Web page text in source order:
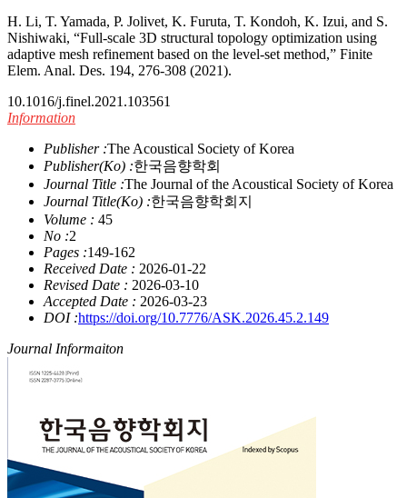
H. Li, T. Yamada, P. Jolivet, K. Furuta, T. Kondoh, K. Izui, and S.
Nishiwaki, “Full-scale 3D structural topology optimization using
adaptive mesh refinement based on the level-set method,” Finite
Elem. Anal. Des. 194, 276-308 (2021).
10.1016/j.finel.2021.103561
Information
Publisher :The Acoustical Society of Korea
Publisher(Ko) :한국음향학회
Journal Title :The Journal of the Acoustical Society of Korea
Journal Title(Ko) :한국음향학회지
Volume : 45
No :2
Pages :149-162
Received Date : 2026-01-22
Revised Date : 2026-03-10
Accepted Date : 2026-03-23
DOI :https://doi.org/10.7776/ASK.2026.45.2.149
Journal Informaiton